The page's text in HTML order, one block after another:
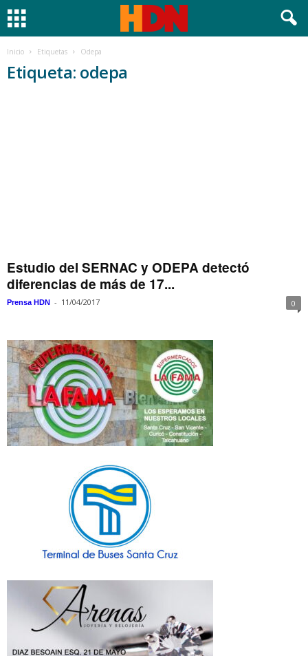
Inicio Etiquetas Odepa
Etiqueta: odepa
Estudio del SERNAC y ODEPA detectó
diferencias de más de 17...
Prensa HDN - 11/04/2017 0